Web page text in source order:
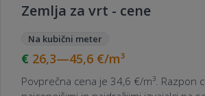
Zemlja za vrt - cene
Na kubični meter
26,3—45,6 €/m³
Povprečna cena je 34,6 €/m³. Razpon